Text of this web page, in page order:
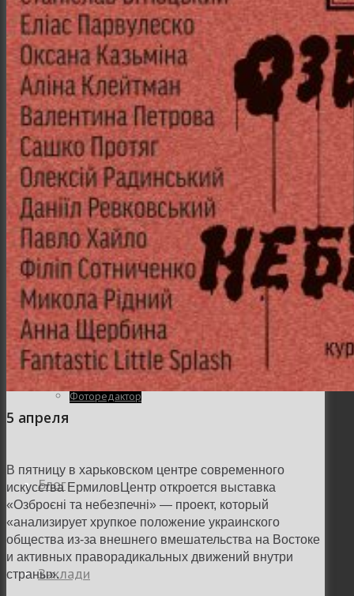
Репортажи и корпоративы
Фуд фотограф
Семейная и детская фотосъемка
Свадебная фотосъёмка
Фоторедактор
Блог
Заклади
5 апреля
В пятницу в харьковском центре современного
искусства ЕрмиловЦентр откроется выставка
«Озброєні та небезпечні» — проект, который
«анализирует хрупкое положение украинского
общества из-за внешнего вмешательства на Востоке
и активных праворадикальных движений внутри
страны».